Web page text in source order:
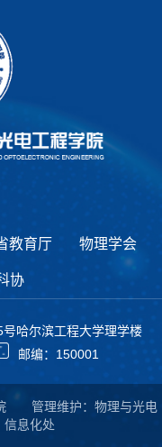
教育厅 物理学会
协
哈尔滨工程大学理学楼
邮编：150001
院 管理维护：物理与光电
息化处